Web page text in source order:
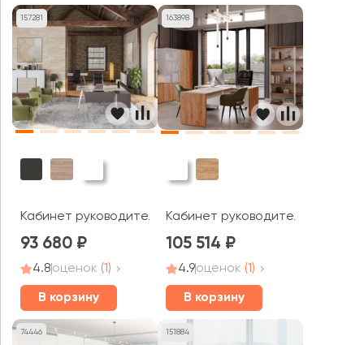
157281
Кабинет руководителя Сирио / Sirio
93 680
4.8оценок (1)
В корзину
163898
Кабинет руководителя Фойл /
105 514
4.9оценок (1)
В корзину
74446 151884